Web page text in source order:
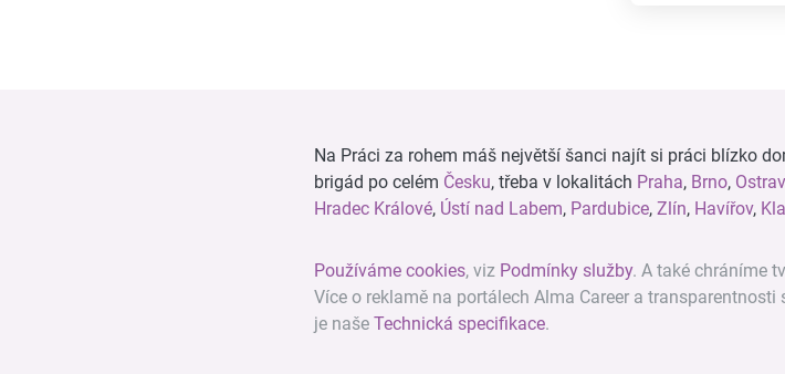
Na Práci za rohem máš největší šanci najít si práci blízko
brigád po celém Česku, třeba v lokalitách Praha, Brno,
Hradec Králové, Ústí nad Labem, Pardubice, Zlín, Havířov,
Používáme cookies, viz Podmínky služby. A také chráníme
Více o reklamě na portálech Alma Career a
je naše Technická specifikace.